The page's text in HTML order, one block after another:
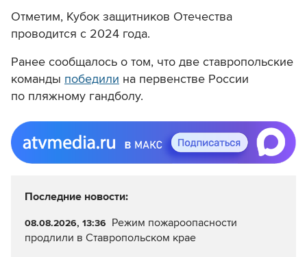
вошли настольный теннис, волейбол сидя,
метание ножа, стрельба из лука
и из электронного оружия, пауэрлифтинг, шашки
и шахматы. Победители и призеры теперь
представят край на всероссийском финале.
Отметим, Кубок защитников Отечества
проводится с 2024 года.
Ранее сообщалось о том, что две ставропольские
командыпобедилина первенстве России